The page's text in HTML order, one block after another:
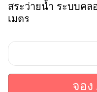
สระว่ายน้ำ ระบบคล
เมตร
จอง